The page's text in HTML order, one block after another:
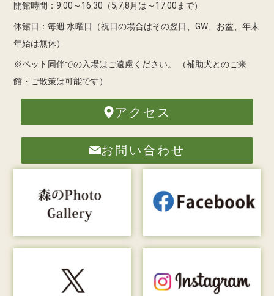
開館時間：9:00～16:30（5,7,8月は～17:00まで）
休館日：毎週 水曜日（祝日の場合はその翌日、GW、お盆、年末
年始は無休）
※ペット同伴での入場はご遠慮ください。
（補助犬とのご来
館・ご散策は可能です）
アクセス
お問い合わせ